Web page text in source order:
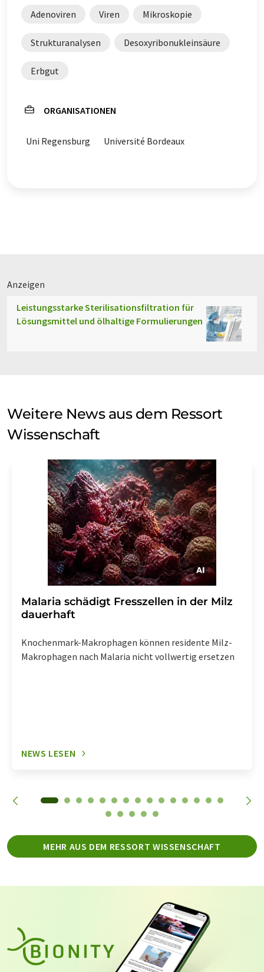
Adenoviren Viren Mikroskopie
Strukturanalysen Desoxyribonukleinsäure
Erbgut
ORGANISATIONEN
Uni Regensburg Université Bordeaux
Anzeigen
Leistungsstarke Sterilisationsfiltration für
Lösungsmittel und ölhaltige Formulierungen
Weitere News aus dem Ressort
Wissenschaft
Malaria schädigt Fresszellen in der Milz
dauerhaft
Knochenmark-Makrophagen können residente Milz-
Makrophagen nach Malaria nicht vollwertig ersetzen
NEWS LESEN
MEHR AUS DEM RESSORT WISSENSCHAFT